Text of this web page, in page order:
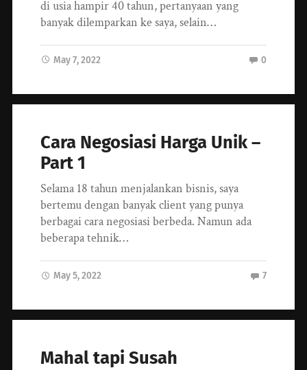
di usia hampir 40 tahun, pertanyaan yang
banyak dilemparkan ke saya, selain…
May 7, 2022 0
Cara Negosiasi Harga Unik –
Part 1
Selama 18 tahun menjalankan bisnis, saya
bertemu dengan banyak client yang punya
berbagai cara negosiasi berbeda. Namun ada
beberapa tehnik…
May 5, 2022 7
Mahal tapi Susah